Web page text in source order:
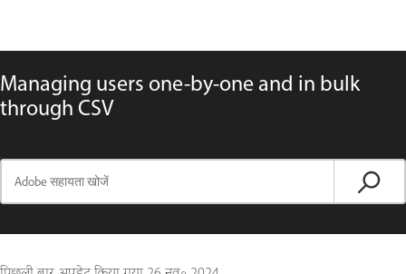
Managing users one-by-one and in bulk
through CSV